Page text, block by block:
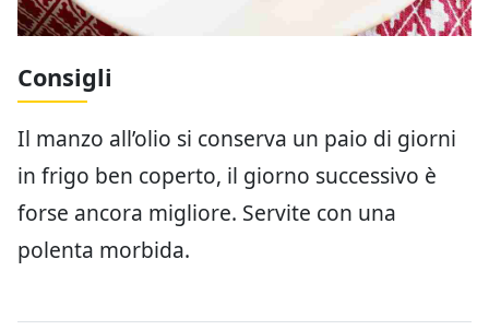
Consigli
Il manzo all’olio si conserva un paio di giorni
in frigo ben coperto, il giorno successivo è
forse ancora migliore. Servite con una
polenta morbida.